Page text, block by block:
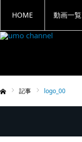
HOME 動画一覧
記事 logo_00